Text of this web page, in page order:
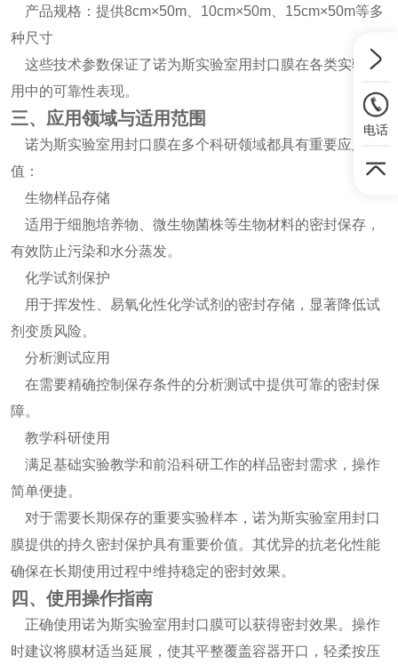
产品规格：提供8cm×50m、10cm×50m、15cm×50m等多
种尺寸
这些技术参数保证了诺为斯实验室用封口膜在各类实验应
用中的可靠性表现。
三、应用领域与适用范围
诺为斯实验室用封口膜在多个科研领域都具有重要应用价
值：
生物样品存储
适用于细胞培养物、微生物菌株等生物材料的密封保存，
有效防止污染和水分蒸发。
化学试剂保护
用于挥发性、易氧化性化学试剂的密封存储，显著降低试
剂变质风险。
分析测试应用
在需要精确控制保存条件的分析测试中提供可靠的密封保
障。
教学科研使用
满足基础实验教学和前沿科研工作的样品密封需求，操作
简单便捷。
对于需要长期保存的重要实验样本，诺为斯实验室用封口
膜提供的持久密封保护具有重要价值。其优异的抗老化性能
确保在长期使用过程中维持稳定的密封效果。
四、使用操作指南
正确使用诺为斯实验室用封口膜可以获得密封效果。操作
时建议将膜材适当延展，使其平整覆盖容器开口，轻柔按压
电话